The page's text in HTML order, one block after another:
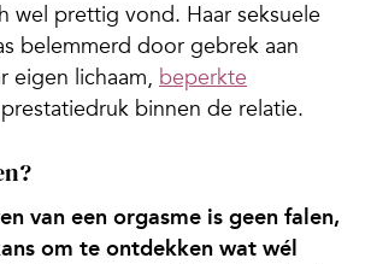
wel prettig vond. Haar seksuele
belemmerd door gebrek aan
eigen lichaam, beperkte
binnen de relatie.
van een orgasme is geen falen,
om te ontdekken wat wél